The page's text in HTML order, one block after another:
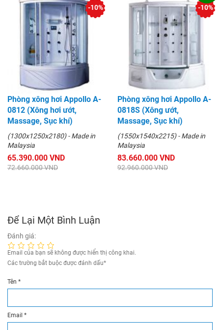
Phòng xông hơi Appollo A-
0812 (Xông hơi ướt,
Massage, Sục khí)
(1300x1250x2180) - Made in
Malaysia
65.390.000 VND
72.660.000 VND
-10%
Phòng xông hơi Appollo A-
0818S (Xông ướt,
Massage, Sục khí)
(1550x1540x2215) - Made in
Malaysia
83.660.000 VND
92.960.000 VND
-10%
Để Lại Một Bình Luận
Đánh giá:
Email của bạn sẽ không được hiển thị công khai.
Các trường bắt buộc được đánh dấu*
Tên *
Email *